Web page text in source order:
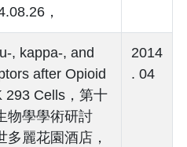
，
, kappa-, and
after Opioid
293 Cells，第十
物學學術研討
多麗花園酒店，
2014
. 04